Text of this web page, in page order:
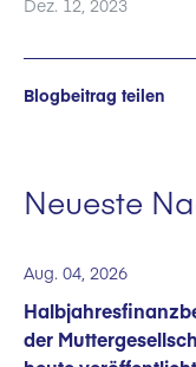
Dez. 12, 2023
Blogbeitrag teilen
Neueste
Aug. 04, 2026
der